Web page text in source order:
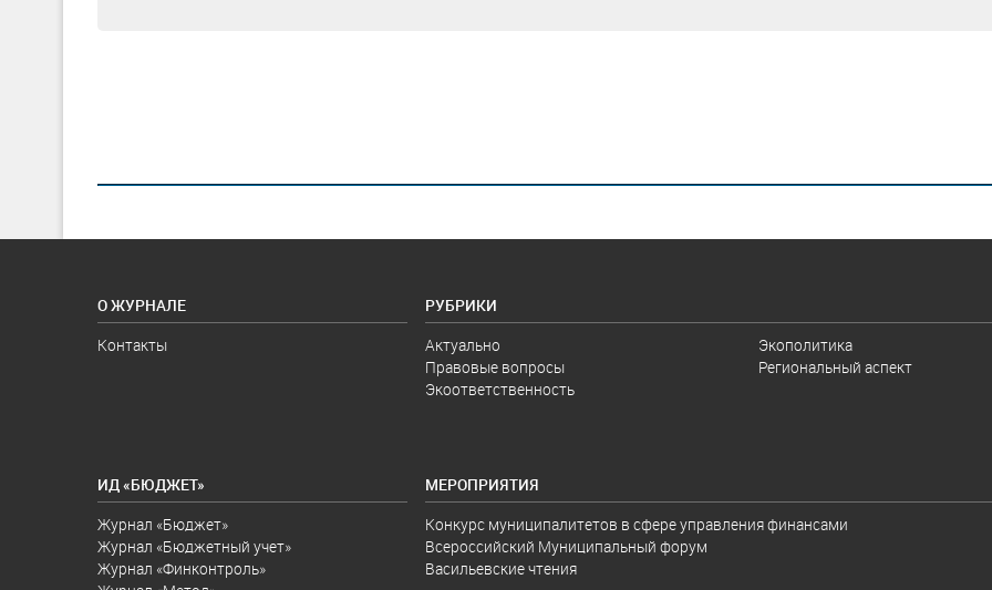
О ЖУРНАЛЕ
Контакты
РУБРИКИ
Актуально Экополитика
Правовые вопросы
Региональный аспект
Экоответственность
ИД «БЮДЖЕТ»
Журнал «Бюджет»
Журнал «Бюджетный учет»
Журнал «Финконтроль»
МЕРОПРИЯТИЯ
Конкурс муниципалитетов в сфере управления финансами
Всероссийский Муниципальный форум
Васильевские чтения